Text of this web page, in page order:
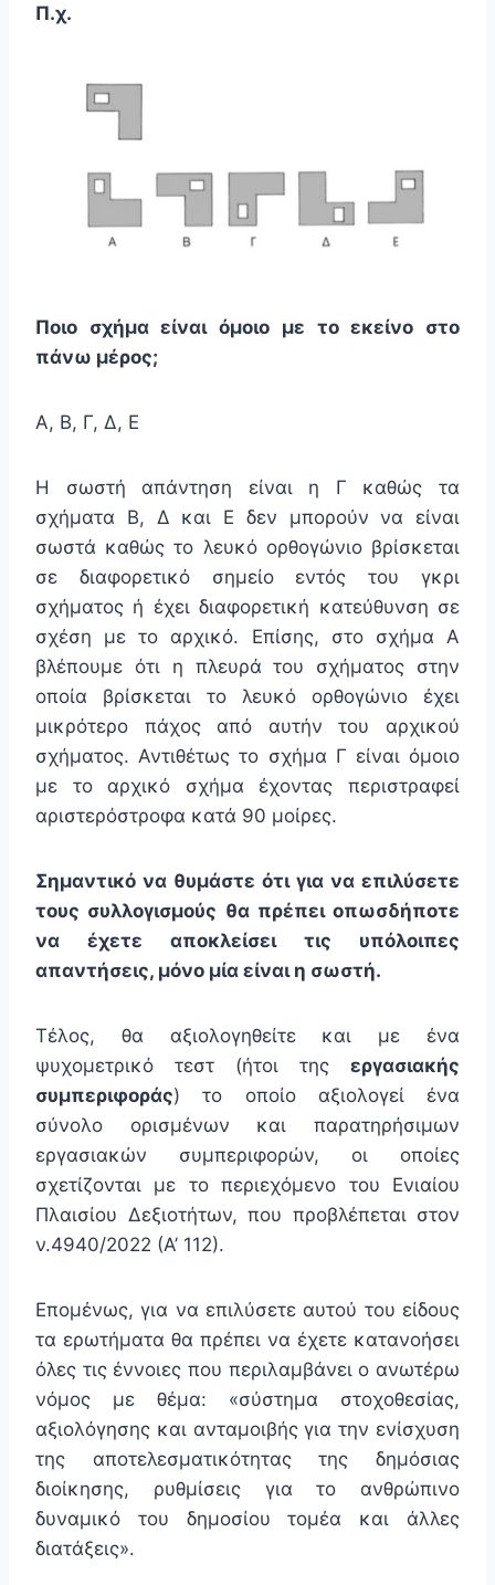
Π.χ.
Ποιο σχήμα είναι όμοιο με το εκείνο στο
πάνω μέρος;
Α, Β, Γ, Δ, Ε
Η σωστή απάντηση είναι η Γ καθώς τα
σχήματα Β, Δ και Ε δεν μπορούν να είναι
σωστά καθώς το λευκό ορθογώνιο βρίσκεται
σε διαφορετικό σημείο εντός του γκρι
σχήματος ή έχει διαφορετική κατεύθυνση σε
σχέση με το αρχικό. Επίσης, στο σχήμα Α
βλέπουμε ότι η πλευρά του σχήματος στην
οποία βρίσκεται το λευκό ορθογώνιο έχει
μικρότερο πάχος από αυτήν του αρχικού
σχήματος. Αντιθέτως το σχήμα Γ είναι όμοιο
με το αρχικό σχήμα έχοντας περιστραφεί
αριστερόστροφα κατά 90 μοίρες.
Σημαντικό να θυμάστε ότι για να επιλύσετε
τους συλλογισμούς θα πρέπει οπωσδήποτε
να έχετε αποκλείσει τις υπόλοιπες
απαντήσεις, μόνο μία είναι η σωστή.
Τέλος, θα αξιολογηθείτε και με ένα
ψυχομετρικό τεστ (ήτοι της εργασιακής
συμπεριφοράς) το οποίο αξιολογεί ένα
σύνολο ορισμένων και παρατηρήσιμων
εργασιακών συμπεριφορών, οι οποίες
σχετίζονται με το περιεχόμενο του Ενιαίου
Πλαισίου Δεξιοτήτων, που προβλέπεται στον
ν.4940/2022 (Α’ 112).
Επομένως, για να επιλύσετε αυτού του είδους
τα ερωτήματα θα πρέπει να έχετε κατανοήσει
όλες τις έννοιες που περιλαμβάνει ο ανωτέρω
νόμος με θέμα: «σύστημα στοχοθεσίας,
αξιολόγησης και ανταμοιβής για την ενίσχυση
της αποτελεσματικότητας της δημόσιας
διοίκησης, ρυθμίσεις για το ανθρώπινο
δυναμικό του δημοσίου τομέα και άλλες
διατάξεις».